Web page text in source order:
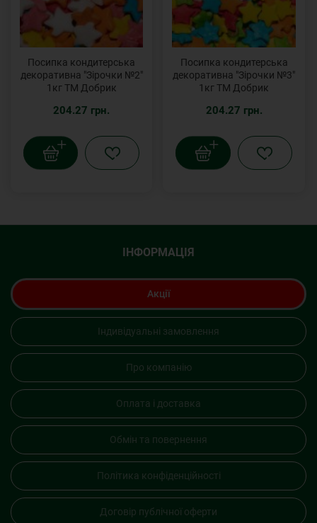
Посипка кондитерська
декоративна "Зірочки №2"
1кг ТМ Добрик
204.27 грн.
Посипка кондитерська
декоративна "Зірочки №3"
1кг ТМ Добрик
204.27 грн.
ІНФОРМАЦІЯ
Акції
Індивідуальні замовлення
Про компанію
Оплата і доставка
Обмін та повернення
Політика конфіденційності
Договір публічної оферти